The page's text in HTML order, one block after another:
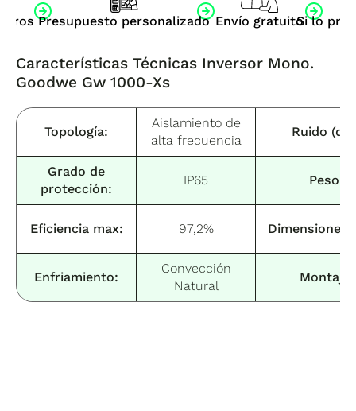
Presupuesto personalizado Envío gratuitoSi lo
Características Técnicas Inversor Mono.
Goodwe Gw 1000-Xs
Topología:
Aislamiento de
alta frecuencia
Ruido
Grado de
protección:
IP65 Peso:
Eficiencia max: 97,2%
Enfriamiento:
Convección
Natural
Montaje: